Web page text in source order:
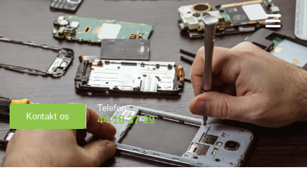
Kontakt os
Telefon
44 18 37 29